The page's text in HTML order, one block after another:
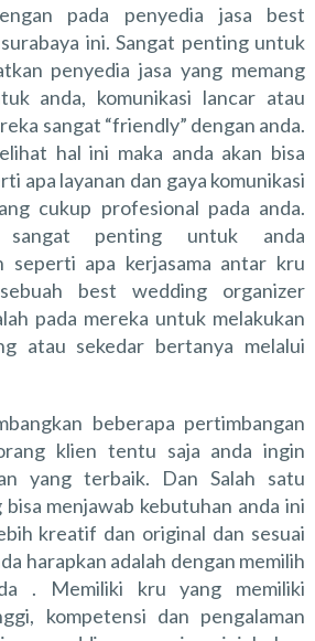
pada penyedia jasa best
ini. Sangat penting untuk
penyedia jasa yang memang
anda, komunikasi lancar atau
sangat “friendly” dengan anda.
hal ini maka anda akan bisa
apa layanan dan gaya komunikasi
cukup profesional pada anda.
sangat penting untuk anda
seperti apa kerjasama antar kru
best wedding organizer
pada mereka untuk melakukan
atau sekedar bertanya melalui
beberapa pertimbangan
klien tentu saja anda ingin
yang terbaik. Dan Salah satu
menjawab kebutuhan anda ini
kreatif dan original dan sesuai
harapkan adalah dengan memilih
. Memiliki kru yang memiliki
kompetensi dan pengalaman